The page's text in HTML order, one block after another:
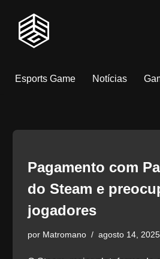
Pular
conteúdo
Esports Game Notícias
Pagamento com
do Steam e
jogadores
por Matromano agosto 14, 2025